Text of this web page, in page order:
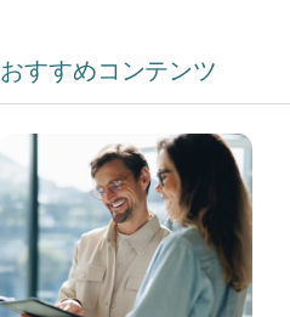
おすすめコンテンツ